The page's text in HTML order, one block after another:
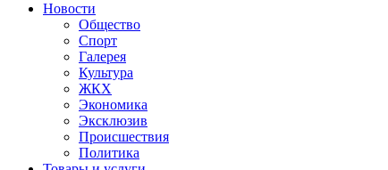
Новости
Общество
Спорт
Галерея
Культура
ЖКХ
Экономика
Эксклюзив
Проиcшествия
Политика